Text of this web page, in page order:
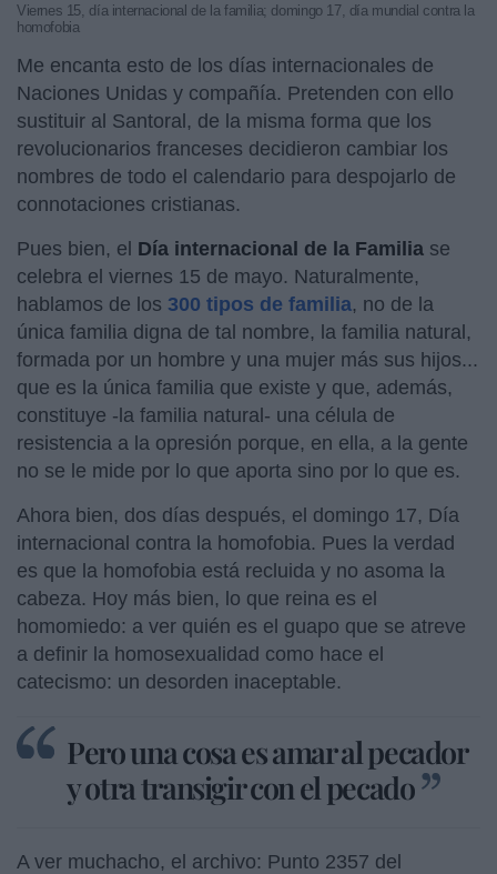
Viernes 15, día internacional de la familia; domingo 17, día mundial contra la
homofobia
Me encanta esto de los días internacionales de
Naciones Unidas y compañía. Pretenden con ello
sustituir al Santoral, de la misma forma que los
revolucionarios franceses decidieron cambiar los
nombres de todo el calendario para despojarlo de
connotaciones cristianas.
Pues bien, el Día internacional de la Familia se
celebra el viernes 15 de mayo. Naturalmente,
hablamos de los 300 tipos de familia, no de la
única familia digna de tal nombre, la familia natural,
formada por un hombre y una mujer más sus hijos...
que es la única familia que existe y que, además,
constituye -la familia natural- una célula de
resistencia a la opresión porque, en ella, a la gente
no se le mide por lo que aporta sino por lo que es.
Ahora bien, dos días después, el domingo 17, Día
internacional contra la homofobia. Pues la verdad
es que la homofobia está recluida y no asoma la
cabeza. Hoy más bien, lo que reina es el
homomiedo: a ver quién es el guapo que se atreve
a definir la homosexualidad como hace el
catecismo: un desorden inaceptable.
Pero una cosa es amar al pecador
y otra transigir con el pecado
A ver muchacho, el archivo: Punto 2357 del